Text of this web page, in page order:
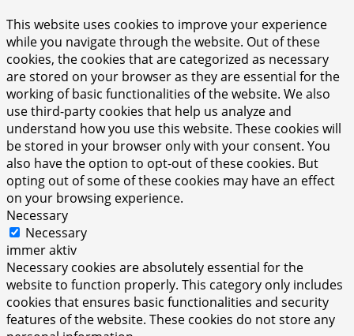
This website uses cookies to improve your experience
while you navigate through the website. Out of these
cookies, the cookies that are categorized as necessary
are stored on your browser as they are essential for the
working of basic functionalities of the website. We also
use third-party cookies that help us analyze and
understand how you use this website. These cookies will
be stored in your browser only with your consent. You
also have the option to opt-out of these cookies. But
opting out of some of these cookies may have an effect
on your browsing experience.
Necessary
Necessary
immer aktiv
Necessary cookies are absolutely essential for the
website to function properly. This category only includes
cookies that ensures basic functionalities and security
features of the website. These cookies do not store any